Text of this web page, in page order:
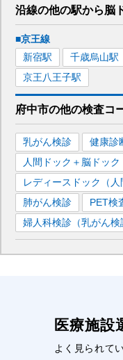
沿線の他の駅から脳
■京王線
新宿駅 千歳烏山駅
京王八王子駅
府中市の他の検査コ
乳がん検診 健康診
人間ドック＋脳ドック
レディースドック（人
肺がん検診
PET検
婦人科検診（乳がん検
医療施設
よく見られて